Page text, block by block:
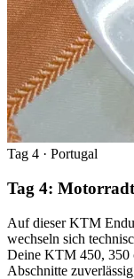
Tag 4 · Portugal
Tag 4:
Auf dieser KTM
wechseln sich
Deine KTM 450, 350
Abschnitte